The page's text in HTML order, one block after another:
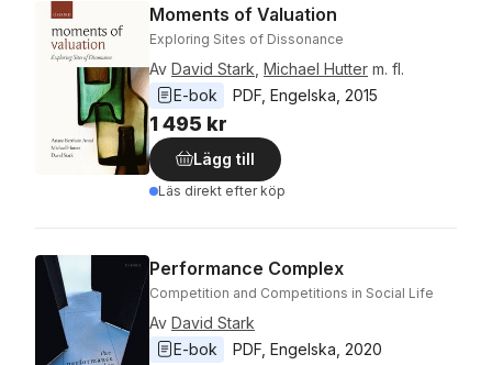
Moments of Valuation
Exploring Sites of Dissonance
Av David Stark Michael Hutter m. fl.
E-bok
PDF Engelska 2015
1 495 kr
Lägg till
Läs direkt efter köp
Performance Complex
Competition and Competitions in Social Life
Av David Stark
E-bok
PDF Engelska 2020